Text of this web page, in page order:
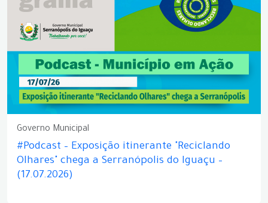
Governo Municipal
#Podcast – Exposição itinerante "Reciclando
Olhares" chega a Serranópolis do Iguaçu –
(17.07.2026)